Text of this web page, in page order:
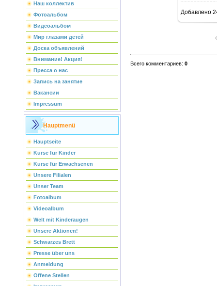
Наш коллектив
Фотоальбом
Видеоальбом
Мир глазами детей
Доска объявлений
Внимание! Акция!
Пресса о нас
Запись на занятие
Вакансии
Impressum
Hauptmenü
Hauptseite
Kurse für Kinder
Kurse für Erwachsenen
Unsere Filialen
Unser Team
Fotoalbum
Videoalbum
Welt mit Kinderaugen
Unsere Aktionen!
Schwarzes Brett
Presse über uns
Anmeldung
Offene Stellen
Добавлено
Всего комментариев: 0